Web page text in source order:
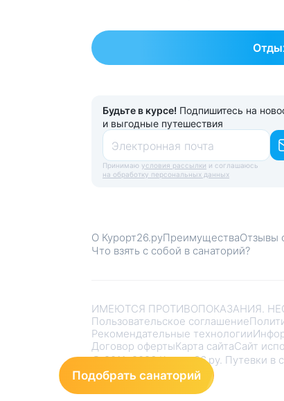
Будьте в курсе! Подпишитесь на
и выгодные путешествия
Электронная почта
Принимаю условия рассылки и соглашаюсь
на обработку персональных данных
О Курорт26.руПреимуществаОтзывы
Что взять с собой в санаторий?
ИМЕЮТСЯ ПРОТИВОПОКАЗАНИЯ.
Пользовательское соглашение
Рекомендательные технологии
Договор офертыКарта сайтаСайт
© 2011–2026 Курорт26.ру. Путевки в
Подобрать санаторий